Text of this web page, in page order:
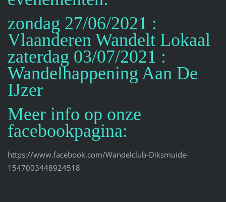
zondag 27/06/2021 :
Vlaanderen Wandelt Lokaal
zaterdag 03/07/2021 :
Wandelhappening Aan De
IJzer
Meer info op onze
facebookpagina:
https://www.facebook.com/Wandelclub-Diksmuide-
1547003448924518